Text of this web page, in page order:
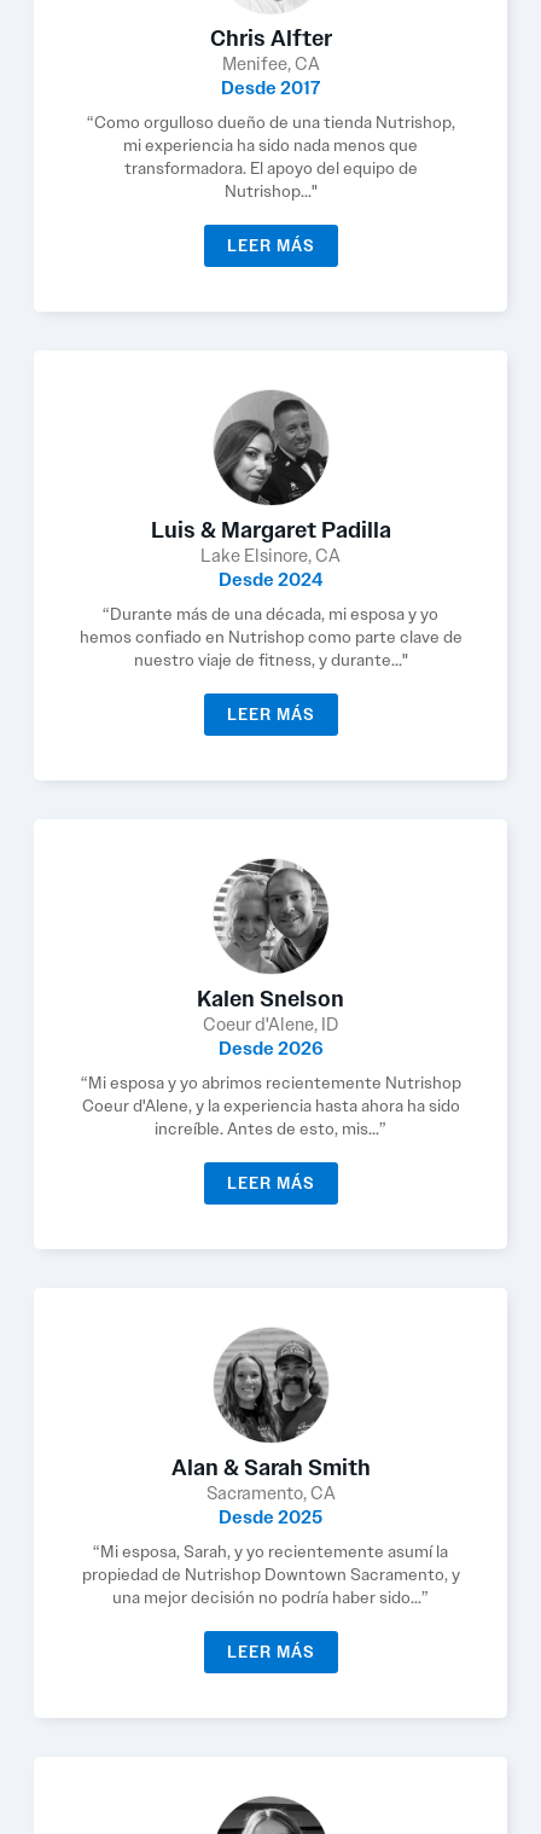
Chris Alfter
Menifee, CA
Desde 2017
“Como orgulloso dueño de una tienda Nutrishop,
mi experiencia ha sido nada menos que
transformadora. El apoyo del equipo de
Nutrishop..."
LEER MÁS
Luis & Margaret Padilla
Lake Elsinore, CA
Desde 2024
“Durante más de una década, mi esposa y yo
hemos confiado en Nutrishop como parte clave de
nuestro viaje de fitness, y durante..."
LEER MÁS
Kalen Snelson
Coeur d'Alene, ID
Desde 2026
“Mi esposa y yo abrimos recientemente Nutrishop
Coeur d'Alene, y la experiencia hasta ahora ha sido
increíble. Antes de esto, mis...”
LEER MÁS
Alan & Sarah Smith
Sacramento, CA
Desde 2025
“Mi esposa, Sarah, y yo recientemente asumí la
propiedad de Nutrishop Downtown Sacramento, y
una mejor decisión no podría haber sido...”
LEER MÁS